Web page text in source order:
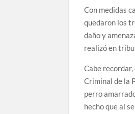
Con medidas
quedaron los
daño y
realizó en
Cabe
Criminal de la
perro
hecho que al